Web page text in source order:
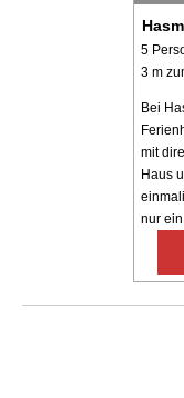
5
3 m
Bei
mit
Haus
nur